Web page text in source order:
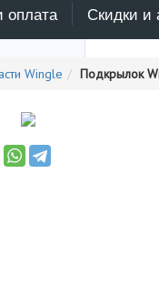
поиска
оплата Скидки и
Wingle Подкрылок